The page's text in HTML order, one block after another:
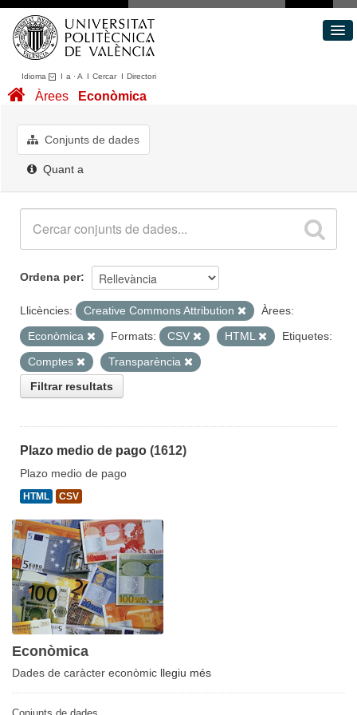
Idioma I a ·A I CercarI Directori
Conjunts de dades
Quant a
Àrees Econòmica
Conjunts de dades
Quant a
Ordena per
Llicències: Creative Commons Attribution
Àrees:
Econòmica
Formats: CSV HTML
Etiquetes:
Comptes
Transparència
Filtrar resultats
Plazo medio de pago (1612)
Plazo medio de pago
HTML CSV
Econòmica
Dades de caràcter econòmic llegiu més